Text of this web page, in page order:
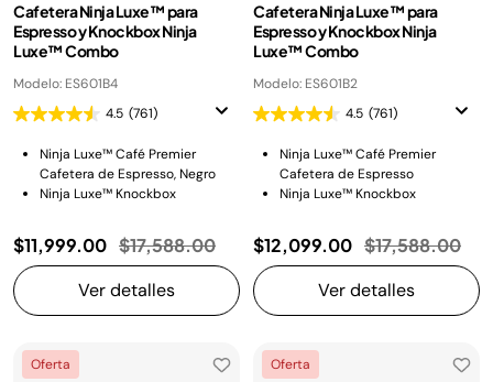
Cafetera Ninja Luxe™ para
Espresso y Knockbox Ninja
Luxe™ Combo
Modelo: ES601B4
4.5 (761)
Ninja Luxe™ Café Premier
Cafetera de Espresso, Negro
Ninja Luxe™ Knockbox
$11,999.00 Precio reducido de
$17,588.00a
Ver detalles
Cafetera Ninja Luxe™ para
Espresso y Knockbox Ninja
Luxe™ Combo
Modelo: ES601B2
4.5 (761)
Ninja Luxe™ Café Premier
Cafetera de Espresso
Ninja Luxe™ Knockbox
$12,099.00 Precio
$17,588.00a
Ver detalles
Oferta Oferta